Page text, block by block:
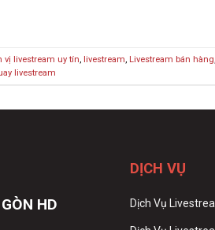
vị livestream uy tín livestream Livestream bán hàng
livestream
HD
DỊCH VỤ
Dịch Vụ